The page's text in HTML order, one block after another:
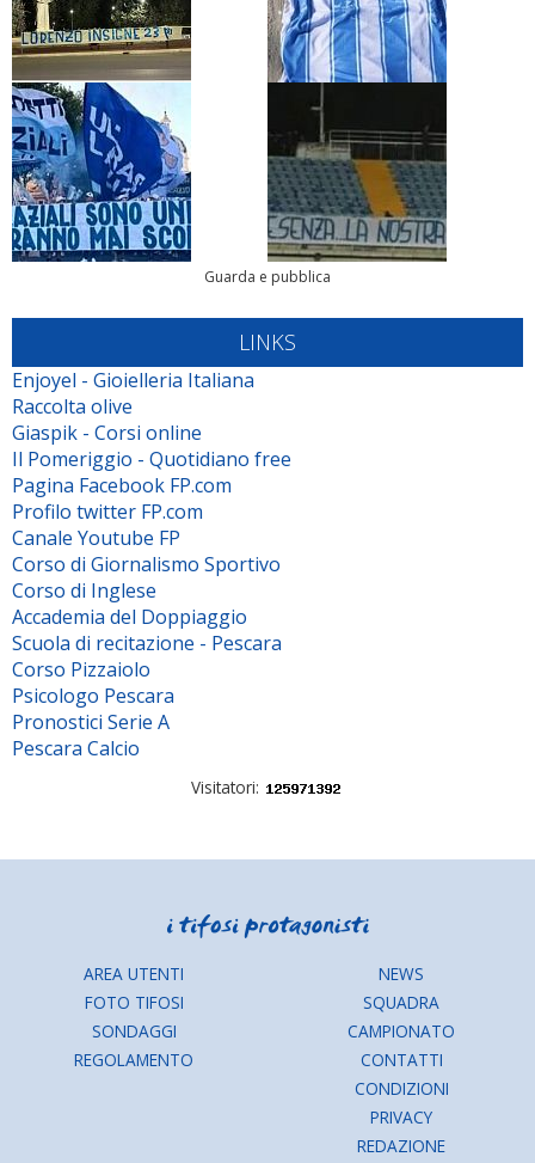
Guarda e pubblica
LINKS
Enjoyel - Gioielleria Italiana
Raccolta olive
Giaspik - Corsi online
Il Pomeriggio - Quotidiano free
Pagina Facebook FP.com
Profilo twitter FP.com
Canale Youtube FP
Corso di Giornalismo Sportivo
Corso di Inglese
Accademia del Doppiaggio
Scuola di recitazione - Pescara
Corso Pizzaiolo
Psicologo Pescara
Pronostici Serie A
Pescara Calcio
Visitatori:
AREA UTENTI
FOTO TIFOSI
SONDAGGI
REGOLAMENTO
NEWS
SQUADRA
CAMPIONATO
CONTATTI
CONDIZIONI
PRIVACY
REDAZIONE